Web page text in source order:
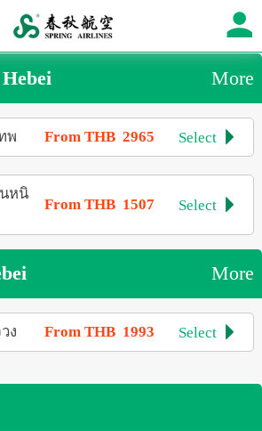
More
พ From THB 2965 Select 
หนิ
From THB 1507 Select 
More
ง From THB 1993 Select 